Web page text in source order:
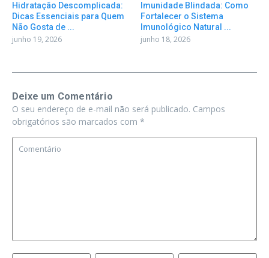
Hidratação Descomplicada:
Dicas Essenciais para Quem
Não Gosta de ...
junho 19, 2026
Imunidade Blindada: Como
Fortalecer o Sistema
Imunológico Natural ...
junho 18, 2026
Deixe um Comentário
O seu endereço de e-mail não será publicado. Campos
obrigatórios são marcados com *